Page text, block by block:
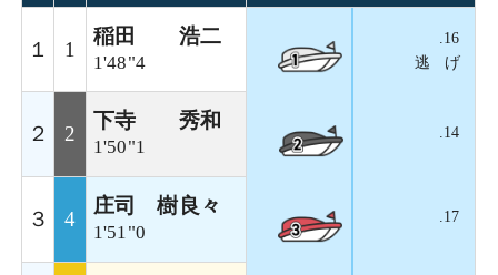
１ 1
稲田 浩二
1'48"4
.16
逃 げ
.14
.17
２ 2
下寺 秀和
1'50"1
３ 4
庄司 樹良々
1'51"0